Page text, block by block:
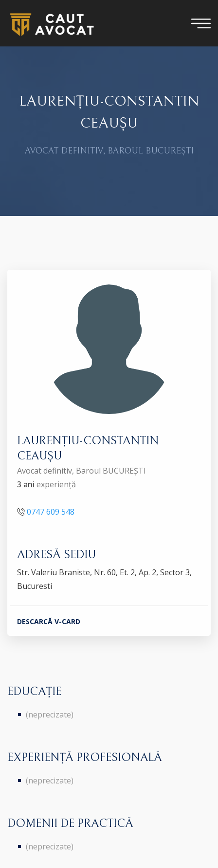
LAURENȚIU-CONSTANTIN
CEAUȘU
AVOCAT DEFINITIV, BAROUL BUCUREȘTI
LAURENȚIU-CONSTANTIN
CEAUȘU
Avocat definitiv, Baroul BUCUREȘTI
3 ani experiență
0747 609 548
ADRESĂ SEDIU
Str. Valeriu Braniste, Nr. 60, Et. 2, Ap. 2, Sector 3,
Bucuresti
DESCARCĂ V-CARD
EDUCAȚIE
(neprecizate)
EXPERIENȚĂ PROFESIONALĂ
(neprecizate)
DOMENII DE PRACTICĂ
(neprecizate)